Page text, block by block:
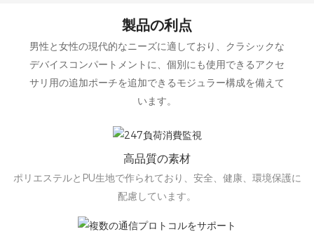
製品の利点
男性と女性の現代的なニーズに適しており、クラシックな
デバイスコンパートメントに、個別にも使用できるアクセ
サリ用の追加ポーチを追加できるモジュラー構成を備えて
います。
高品質の素材
ポリエステルとPU生地で作られており、安全、健康、環境保護に
配慮しています。